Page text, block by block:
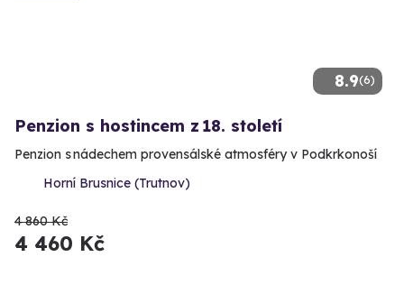
8.9(6)
Penzion s hostincem z 18. století
Penzion s nádechem provensálské atmosféry v Podkrkonoší
Horní Brusnice (Trutnov)
4 860 Kč
4 460 Kč